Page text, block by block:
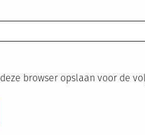
browser opslaan voor de